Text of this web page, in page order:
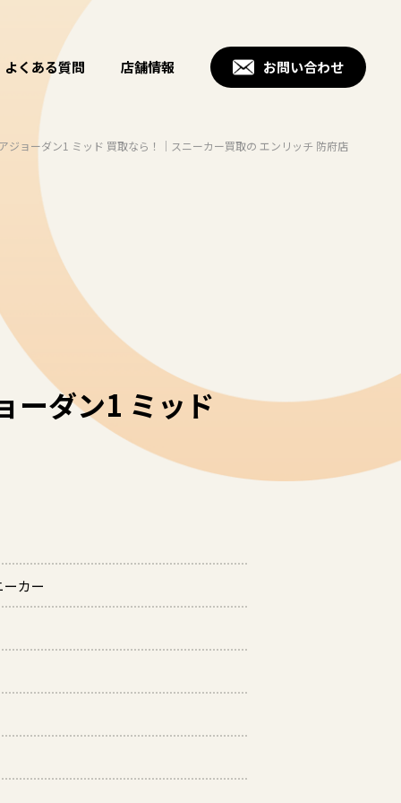
よくある質問 店舗情報 お問い合わせ
ジョーダン1 ミッド 買取なら！｜スニーカー買取の エンリッチ 防府店
ーダン1 ミッド
カー